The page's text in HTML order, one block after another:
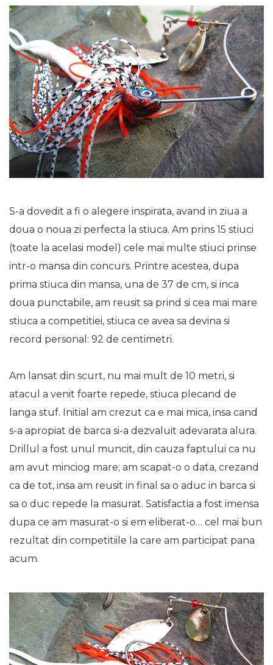
S-a dovedit a fi o alegere inspirata, avand in ziua a
doua o noua zi perfecta la stiuca. Am prins 15 stiuci
(toate la acelasi model) cele mai multe stiuci prinse
intr-o mansa din concurs. Printre acestea, dupa
prima stiuca din mansa, una de 37 de cm, si inca
doua punctabile, am reusit sa prind si cea mai mare
stiuca a competitiei, stiuca ce avea sa devina si
record personal: 92 de centimetri.
Am lansat din scurt, nu mai mult de 10 metri, si
atacul a venit foarte repede, stiuca plecand de
langa stuf. Initial am crezut ca e mai mica, insa cand
s-a apropiat de barca si-a dezvaluit adevarata alura.
Drillul a fost unul muncit, din cauza faptului ca nu
am avut minciog mare; am scapat-o o data, crezand
ca de tot, insa am reusit in final sa o aduc in barca si
sa o duc repede la masurat. Satisfactia a fost imensa
dupa ce am masurat-o si em eliberat-o… cel mai bun
rezultat din competitiile la care am participat pana
acum.